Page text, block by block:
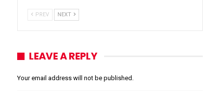
PREV NEXT
LEAVE A REPLY
Your email address will not be published.